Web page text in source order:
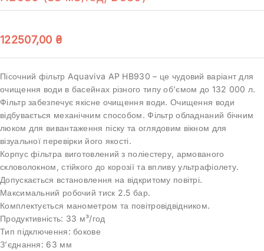
122507,00 ₴
Пісочний фільтр Aquaviva AP HB930 – це чудовий варіант для
очищення води в басейнах різного типу об’ємом до 132 000 л.
Фільтр забезпечує якісне очищення води. Очищення води
відбувається механічним способом. Фільтр обладнаний бічним
люком для вивантаження піску та оглядовим вікном для
візуальної перевірки його якості.
Корпус фільтра виготовлений з поліестеру, армованого
скловолокном, стійкого до корозії та впливу ультрафіолету.
Допускається встановлення на відкритому повітрі.
Максимальний робочий тиск 2.5 бар.
Комплектується манометром та повітровідвідником.
Продуктивність: 33 м³/год
Тип підключення: бокове
З’єднання: 63 мм